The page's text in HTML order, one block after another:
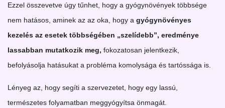
Ezzel összevetve úgy tűnhet, hogy a gyógynövények többsége
nem hatásos, aminek az az oka, hogy a gyógynövényes
kezelés az esetek többségében „szelídebb”, eredménye
lassabban mutatkozik meg, fokozatosan jelentkezik,
befolyásolja hatásukat a probléma komolysága és tartóssága is.
Lényeg az, hogy segíti a szervezetet, hogy egy lassú,
természetes folyamatban meggyógyítsa önmagát.